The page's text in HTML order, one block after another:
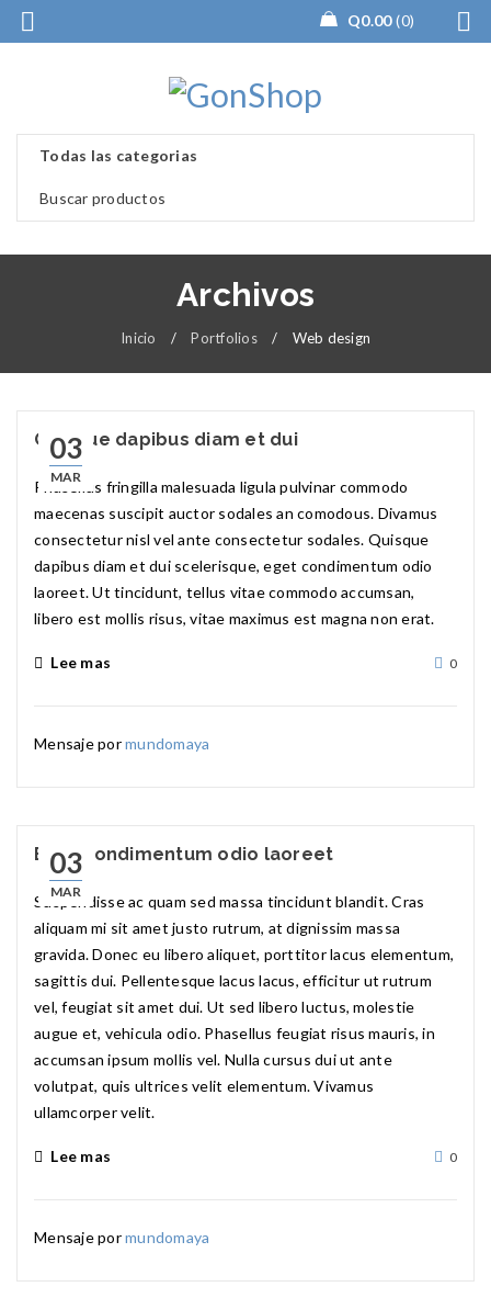
Q0.00 0
Archivos
Inicio / Portfolios / Web design
03
MAR
Quisque dapibus diam et dui
Phasellus fringilla malesuada ligula pulvinar commodo
maecenas suscipit auctor sodales an comodous. Divamus
consectetur nisl vel ante consectetur sodales. Quisque
dapibus diam et dui scelerisque, eget condimentum odio
laoreet. Ut tincidunt, tellus vitae commodo accumsan,
libero est mollis risus, vitae maximus est magna non erat.
Lee mas 0
Mensaje pormundomaya
03
MAR
Eget condimentum odio laoreet
Suspendisse ac quam sed massa tincidunt blandit. Cras
aliquam mi sit amet justo rutrum, at dignissim massa
gravida. Donec eu libero aliquet, porttitor lacus elementum,
sagittis dui. Pellentesque lacus lacus, efficitur ut rutrum
vel, feugiat sit amet dui. Ut sed libero luctus, molestie
augue et, vehicula odio. Phasellus feugiat risus mauris, in
accumsan ipsum mollis vel. Nulla cursus dui ut ante
volutpat, quis ultrices velit elementum. Vivamus
ullamcorper velit.
Lee mas 0
Mensaje pormundomaya